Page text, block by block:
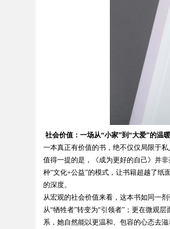
社会价值：一场从“小家”到“大爱”的温
一本真正有价值的书，绝不仅仅局限于
值得一提的是，《成为更好的自己》并
种“文化+公益”的模式，让书籍超越了纸
的深度。
从宏观的社会价值来看，这本书如同一
从“牺牲者”转变为“引领者”；更在微观
系，她自然能以更温和、包容的心态去